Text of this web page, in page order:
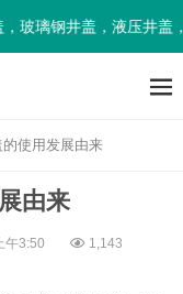
璃钢井盖，液压井盖
的使用发展由来
由来
午3:50 1,143